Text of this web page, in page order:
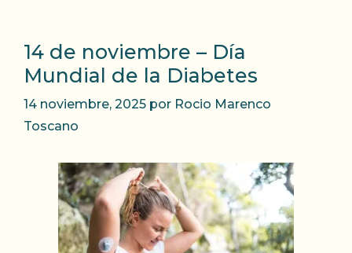
14 de noviembre – Día
Mundial de la Diabetes
14 noviembre, 2025 por Rocio Marenco
Toscano